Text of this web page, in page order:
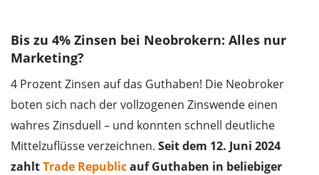
Bis zu 4% Zinsen bei Neobrokern: Alles nur
Marketing?
4 Prozent Zinsen auf das Guthaben! Die Neobroker
boten sich nach der vollzogenen Zinswende einen
wahres Zinsduell – und konnten schnell deutliche
Mittelzuflüsse verzeichnen. Seit dem 12. Juni 2024
zahltTrade Republicauf Guthaben in beliebiger